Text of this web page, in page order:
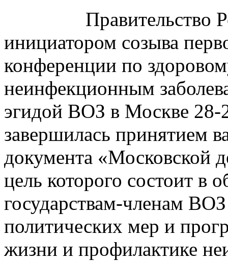
Правительство
инициатором созыва
конференции по
неинфекционным
эгидой ВОЗ в Москве 28-
завершилась принятием
документа «Московской
цель которого состоит в
государствам-членам
политических мер и
жизни и профилактике